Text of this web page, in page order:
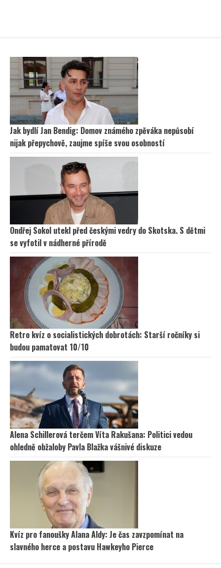
Jak bydlí Jan Bendig: Domov známého zpěváka nepůsobí
nijak přepychově, zaujme spíše svou osobností
Ondřej Sokol utekl před českými vedry do Skotska. S dětmi
se vyfotil v nádherné přírodě
Retro kvíz o socialistických dobrotách: Starší ročníky si
budou pamatovat 10/10
Alena Schillerová terčem Víta Rakušana: Politici vedou
ohledně obžaloby Pavla Blažka vášnivé diskuze
Kvíz pro fanoušky Alana Aldy: Je čas zavzpomínat na
slavného herce a postavu Hawkeyho Pierce